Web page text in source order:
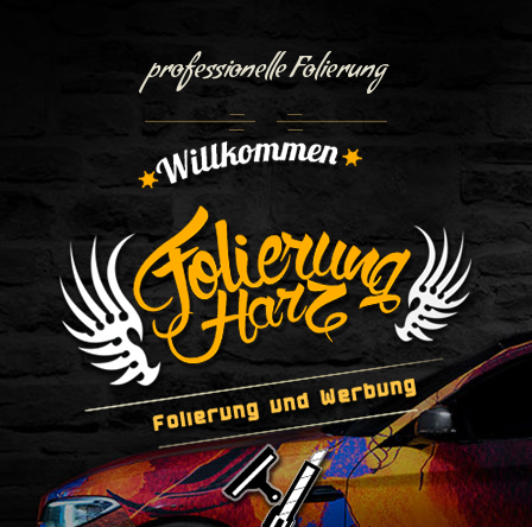
professionelle Folierung